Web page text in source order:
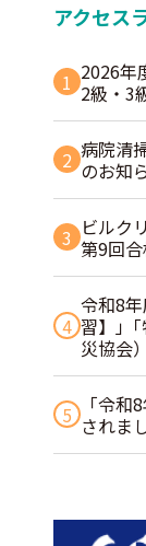
アクセス
1 2026年
2級・3
2 病院清
のお知
3 ビルク
第9回合
4
令和8
習】」
災協会）
5
「令
されま